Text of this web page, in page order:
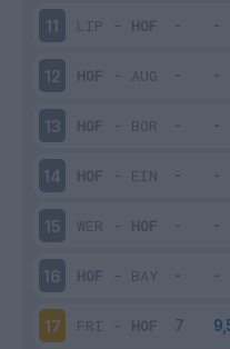
11 LIP - HOF
12 HOF - AUG
13 HOF - BOR
14 HOF - EIN
15 WER - HOF
16 HOF - BAY
17 FRI - HOF